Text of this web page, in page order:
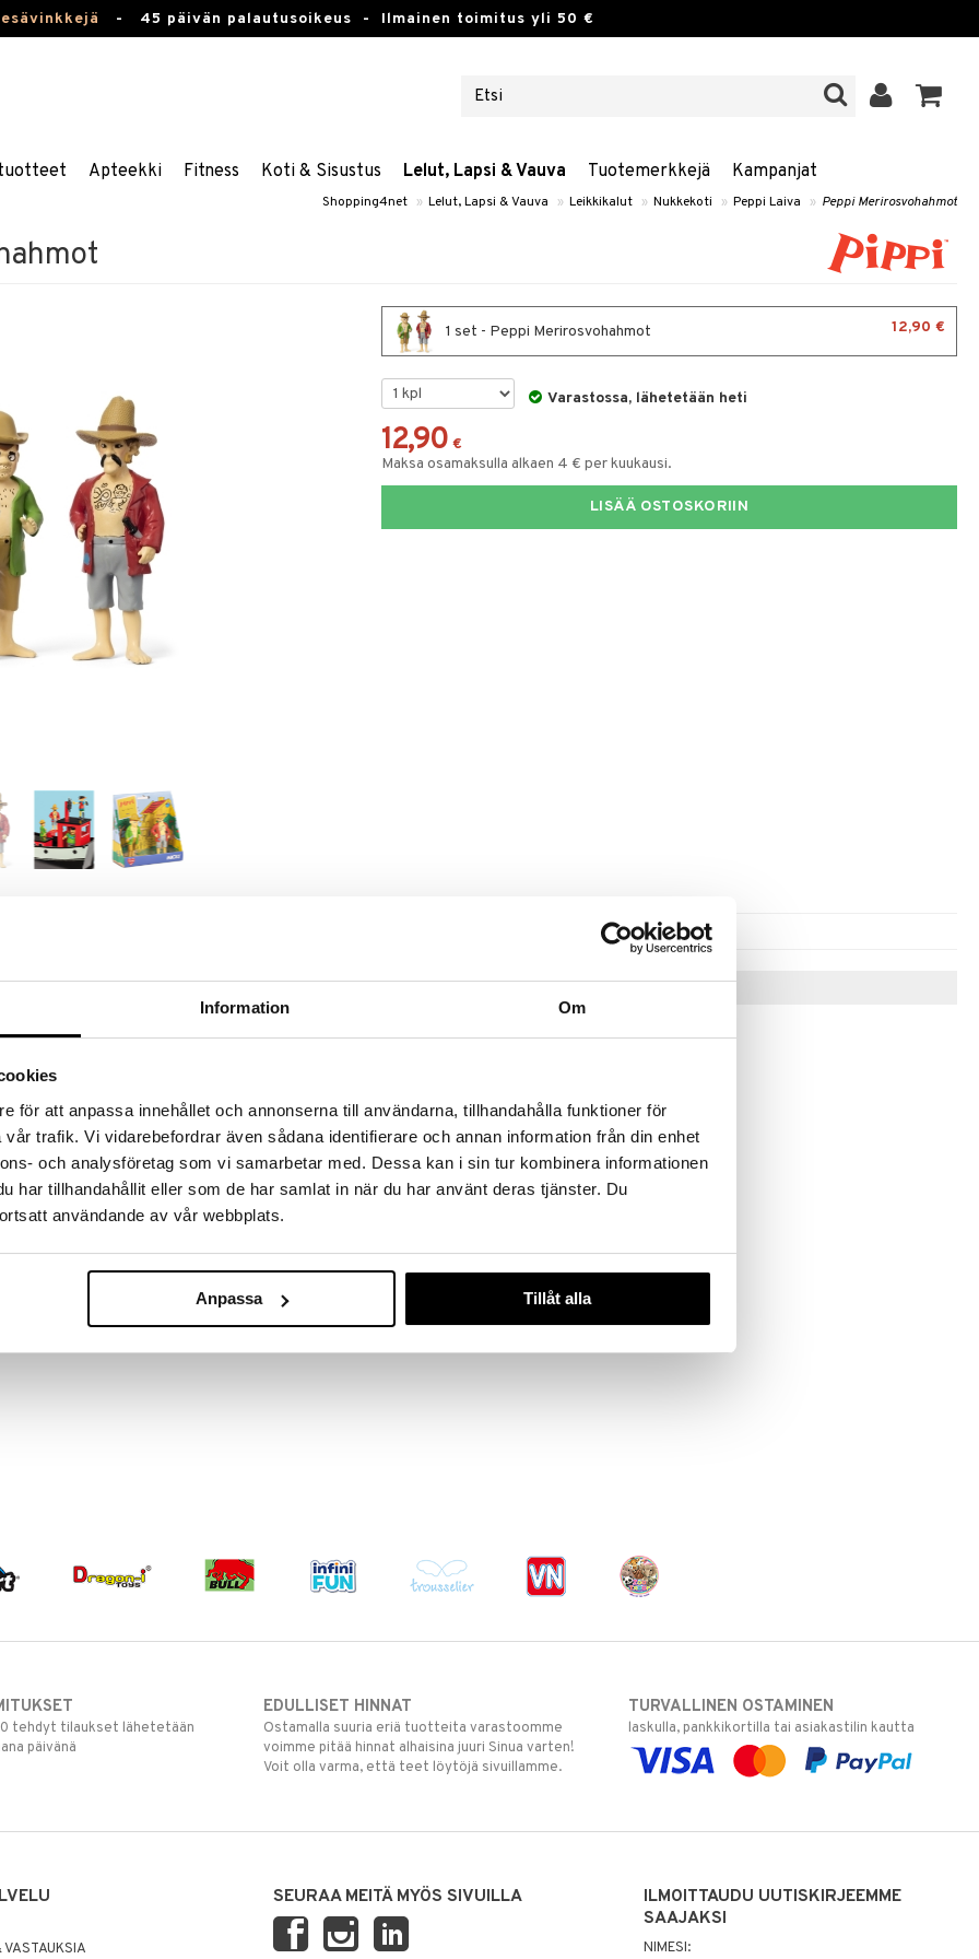
Information Om
för att anpassa innehållet och annonserna till användarna, tillhandahålla funktioner för
trafik. Vi vidarebefordrar även sådana identifierare och annan information från din enhet
och analysföretag som vi samarbetar med. Dessa kan i sin tur kombinera informationen
har tillhandahållit eller som de har samlat in när du har använt deras tjänster. Du
användande av vår webbplats.
Anpassa Tillåt alla
- 45 päivän palautusoikeus - Ilmainen toimitus yli 50 €
Apteekki Fitness Koti & Sisustus Lelut, Lapsi & Vauva Tuotemerkkejä Kampanjat
Shopping4net » Lelut, Lapsi & Vauva » Leikkikalut » Nukkekoti » Peppi Laiva » Peppi Merirosvohahmot
1 set - Peppi Merirosvohahmot 12,90 €
Varastossa, lähetetään heti
12,90 €
Maksa osamaksulla alkaen 4 € per kuukausi.
LISÄÄ OSTOSKORIIN
löydöt kotiin!
hinnoilla!
voivat päästä loppumaan!
ale-löydöt »
ryöstää saaren kauniit helmet. Siitä Peppi
Vinkkejä sinulle
Hahmosetti
PIPPI LÅNGSTRUMP
tehdyt tilaukset lähetetään
päivänä
EDULLISET HINNAT
Ostamalla suuria eriä tuotteita varastoomme
voimme pitää hinnat alhaisina juuri Sinua varten!
Voit olla varma, että teet löytöjä sivuillamme.
TURVALLINEN OSTAMINEN
laskulla, pankkikortilla tai asiakastilin kautta
SEURAA MEITÄ MYÖS SIVUILLA
ILMOITTAUDU UUTISKIRJEEMME
SAAJAKSI
NIMESI: